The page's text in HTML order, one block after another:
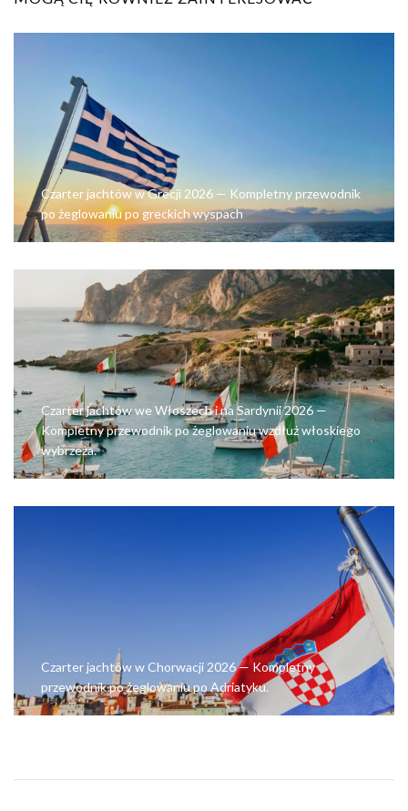
Czarter jachtów w Grecji 2026 — Kompletny przewodnik
po żeglowaniu po greckich wyspach
Czarter jachtów we Włoszech i na Sardynii 2026 —
Kompletny przewodnik po żeglowaniu wzdłuż włoskiego
wybrzeża.
Czarter jachtów w Chorwacji 2026 — Kompletny
przewodnik po żeglowaniu po Adriatyku.